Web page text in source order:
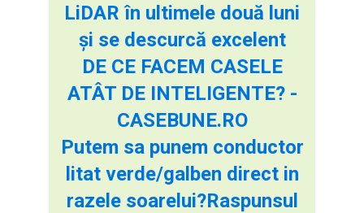
LiDAR în ultimele două luni
și se descurcă excelent
DE CE FACEM CASELE
ATÂT DE INTELIGENTE? -
CASEBUNE.RO
Putem sa punem conductor
litat verde/galben direct in
razele soarelui?Raspunsul